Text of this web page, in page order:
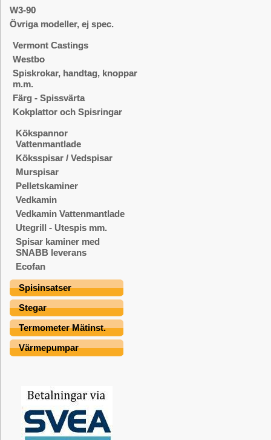
W3-90
Övriga modeller, ej spec.
Vermont Castings
Westbo
Spiskrokar, handtag, knoppar
m.m.
Färg - Spissvärta
Kokplattor och Spisringar
Kökspannor
Vattenmantlade
Köksspisar / Vedspisar
Murspisar
Pelletskaminer
Vedkamin
Vedkamin Vattenmantlade
Utegrill - Utespis mm.
Spisar kaminer med
SNABB leverans
Ecofan
Spisinsatser
Stegar
Termometer Mätinst.
Värmepumpar